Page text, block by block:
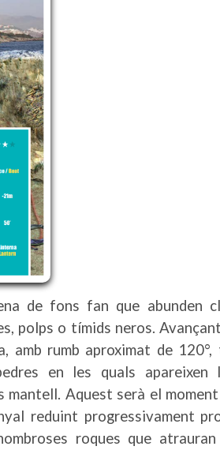
de fons fan que abunden
polps o tímids neros.
amb rumb aproximat de 120°,
en les quals apareixen
mantell. Aquest serà el
reduint progressivament
roques que